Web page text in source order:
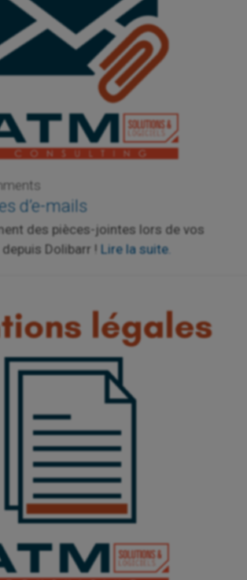
d’e-mails
des pièces-jointes lors de vos
Dolibarr ! Lire la suite.